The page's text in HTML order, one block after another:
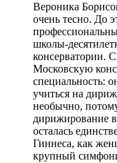
Вероника
очень тесно. До
школы-
консерватории.
Московскую
специальность:
учиться на
необычно,
дирижирование
осталась
Гиннеса, как
крупный